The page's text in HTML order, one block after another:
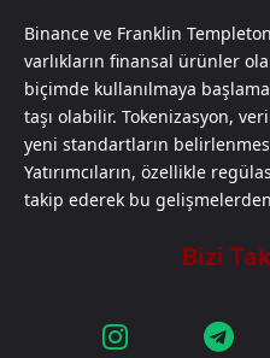
Binance ve Franklin
varlıkların finansal ürünler
biçimde kullanılmaya
taşı olabilir. Tokenizasyon,
yeni standartların
Yatırımcıların, özellikle
takip ederek bu